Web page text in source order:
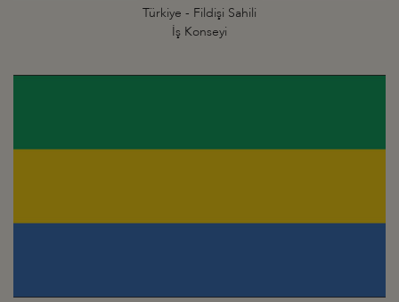
Türkiye - Fildişi Sahili
İş Konseyi